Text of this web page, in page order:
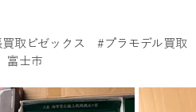
取ビゼックス #プラモデル買取
富士市